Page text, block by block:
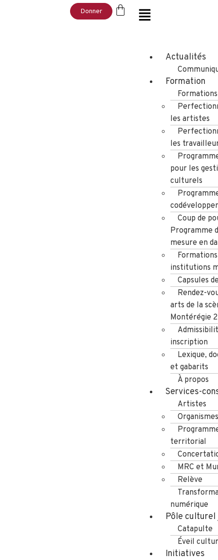
Donner
Actualités
Formation
les artistes
les
pour les
culturels
Coup de
Programme
mesure en
institutions
Capsules
Rendez-
arts de la
Montérégie
inscription
Lexique,
et gabarits
À propos
Services-
Artistes
Organismes
territorial
MRC et
Relève
numérique
Pôle culturel
Catapulte
Éveil
Initiatives